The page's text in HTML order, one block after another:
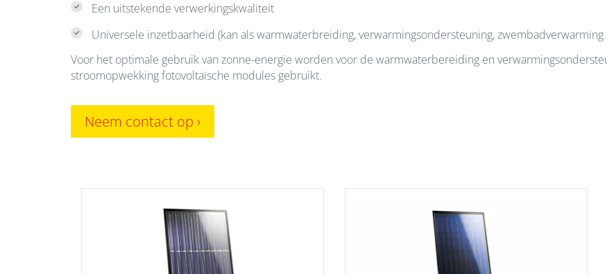
Een uitstekende verwerkingskwaliteit
Universele inzetbaarheid (kan als warmwaterbreiding, verwarmingsondersteuning, zwembadverwarming
Voor het optimale gebruik van zonne-energie worden voor de warmwaterbereiding en
stroomopwekking fotovoltaïsche modules gebruikt.
Neem contact op ›